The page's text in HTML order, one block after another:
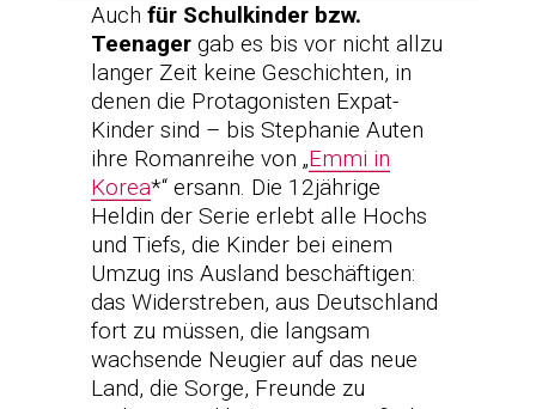
Auchfür Schulkinder bzw.
Teenager gab es bis vor nicht allzu
langer Zeit keine Geschichten, in
denen die Protagonisten Expat-
Kinder sind – bis Stephanie Auten
ihre Romanreihe von „Emmi in
Korea*“ ersann. Die 12jährige
Heldin der Serie erlebt alle Hochs
und Tiefs, die Kinder bei einem
Umzug ins Ausland beschäftigen:
das Widerstreben, aus Deutschland
fort zu müssen, die langsam
wachsende Neugier auf das neue
Land, die Sorge, Freunde zu